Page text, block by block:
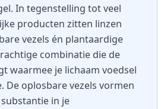
In tegenstelling tot veel
producten zitten linzen
vezels én plantaardige
combinatie die de
waarmee je lichaam voedsel
De oplosbare vezels vormen
in je